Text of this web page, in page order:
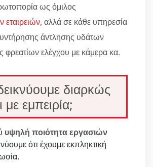
ως όμιλος
εταιρειών, αλλά σε κάθε υπηρεσία
άντλησης υδάτων
φρεατίων ελέγχου με κάμερα κα.
διαρκώς
με εμπειρία;
υψηλή ποιότητα εργασιών
ότι έχουμε εκπληκτική